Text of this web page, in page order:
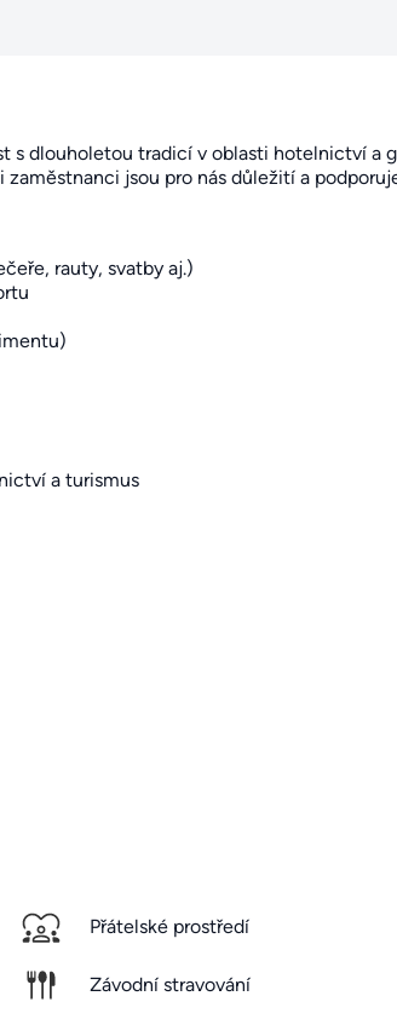
s dlouholetou tradicí v oblasti hotelnictví a
jsou pro nás důležití a
rauty, svatby aj.)
a turismus
Přátelské prostředí
Závodní stravování